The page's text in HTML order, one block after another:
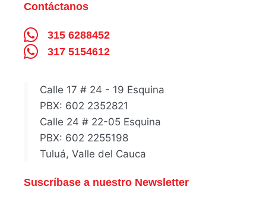
Contáctanos
315 6288452
317 5154612
Calle 17 # 24 - 19 Esquina
PBX: 602 2352821
Calle 24 # 22-05 Esquina
PBX: 602 2255198
Tuluá, Valle del Cauca
Suscríbase a nuestro Newsletter